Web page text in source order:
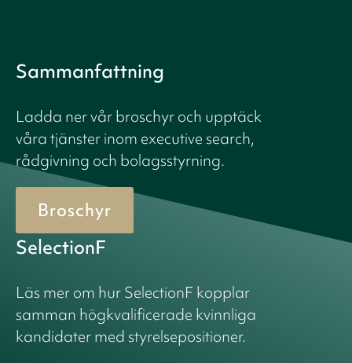
Sammanfattning
Ladda ner vår broschyr och upptäck
våra tjänster inom executive search,
rådgivning och bolagsstyrning.
Broschyr
SelectionF
Läs mer om hur SelectionF kopplar
samman högkvalificerade kvinnliga
kandidater med styrelsepositioner.